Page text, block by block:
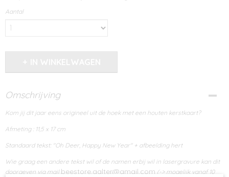
Aantal
Omschrijving
Kom jij dit jaar eens origineel uit de hoek met een houten kerstkaart?
Afmeting : 11,5 x 17 cm
Standaard tekst: "Oh Deer, Happy New Year" + afbeelding hert
Wie graag een andere tekst wil of de namen erbij wil in lasergravure kan dit
doorgeven via mail beestore.aalter@gmail.com (-> mogelijk vanaf 10